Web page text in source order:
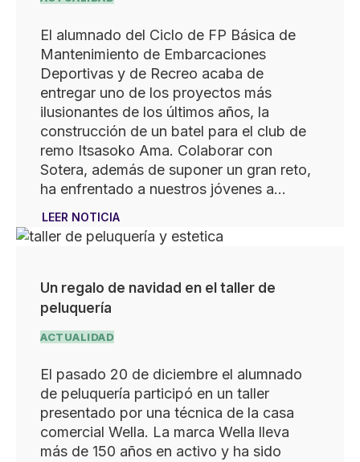
El alumnado del Ciclo de FP Básica de
Mantenimiento de Embarcaciones
Deportivas y de Recreo acaba de
entregar uno de los proyectos más
ilusionantes de los últimos años, la
construcción de un batel para el club de
remo Itsasoko Ama. Colaborar con
Sotera, además de suponer un gran reto,
ha enfrentado a nuestros jóvenes a…
LEER NOTICIA
Un regalo de navidad en el taller de
peluquería
ACTUALIDAD
El pasado 20 de diciembre el alumnado
de peluquería participó en un taller
presentado por una técnica de la casa
comercial Wella. La marca Wella lleva
más de 150 años en activo y ha sido